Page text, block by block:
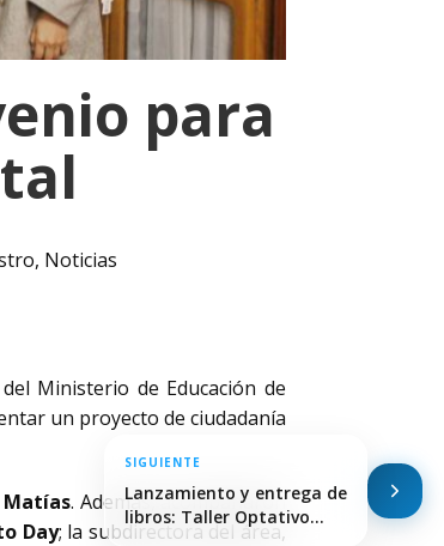
para
, Noticias
Ministerio de Educación de
un proyecto de ciudadanía
. Además, acompañaron
Day; la subdirectora del área,
SIGUIENTE
Lanzamiento y entrega de
libros: Taller Optativo…